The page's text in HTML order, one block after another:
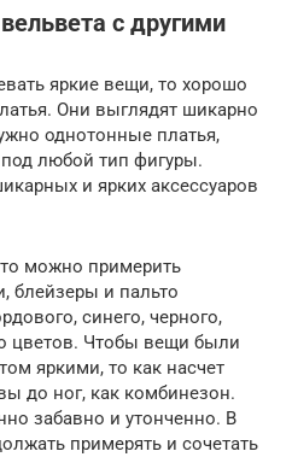
с другими
яркие вещи, то хорошо
Они выглядят шикарно
однотонные платья,
любой тип фигуры.
и ярких аксессуаров
можно примерить
блейзеры и пальто
синего, черного,
цветов. Чтобы вещи были
яркими, то как насчет
до ног, как комбинезон.
забавно и утонченно. В
примерять и сочетать